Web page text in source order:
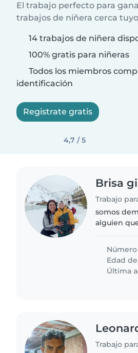
El trabajo perfecto para
trabajos de niñera cerca
14 trabajos de niñera
100% gratis para niñeras
Todos los miembros
identificación
Registrate gratis
4,7 / 5
Brisa
Trabajo
somos
alguien
Número
Edad
Última
Trabajo